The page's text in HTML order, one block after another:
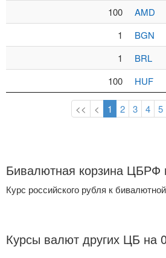
100
AMD
1
BGN
1
BRL
100
HUF
<< < 1 2 3 4 5
Бивалютная корзина ЦБРФ
Курс российского рубля к
Курсы валют других ЦБ на